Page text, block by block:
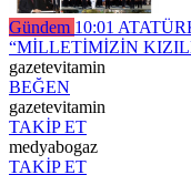
Gündem 10:01
“MİLLETİMİZİN
gazetevitamin
BEĞEN
gazetevitamin
TAKİP ET
medyabogaz
TAKİP ET